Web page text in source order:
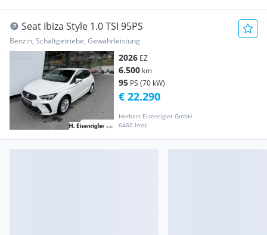
Seat Ibiza Style 1.0 TSI 95PS
Benzin, Schaltgetriebe, Gewährleistung
2026 EZ
6.500 km
95 PS (70 kW)
Herbert Eisenrigler GmbH
6460 Imst
€ 22.290